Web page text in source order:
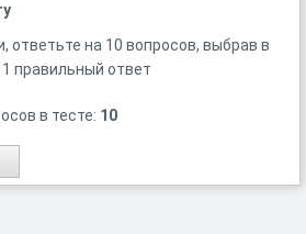
ответьте на 10 вопросов, выбрав в
правильный ответ
в тесте: 10